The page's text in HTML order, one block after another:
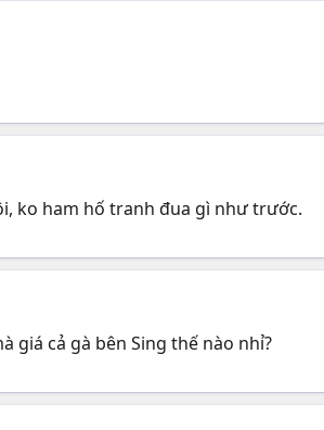
ko ham hố tranh đua gì như trước.
giá cả gà bên Sing thế nào nhỉ?